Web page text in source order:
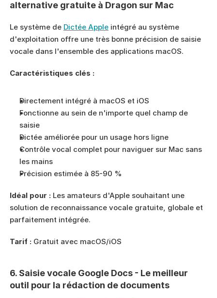
alternative gratuite à Dragon sur Mac
Le système de Dictée Apple intégré au système
d'exploitation offre une très bonne précision de saisie
vocale dans l'ensemble des applications macOS.
Caractéristiques clés :
Directement intégré à macOS et iOS
Fonctionne au sein de n'importe quel champ de
saisie
Dictée améliorée pour un usage hors ligne
Contrôle vocal complet pour naviguer sur Mac sans
les mains
Précision estimée à 85-90 %
Idéal pour : Les amateurs d'Apple souhaitant une
solution de reconnaissance vocale gratuite, globale et
parfaitement intégrée.
Tarif : Gratuit avec macOS/iOS
6. Saisie vocale Google Docs - Le meilleur
outil pour la rédaction de documents